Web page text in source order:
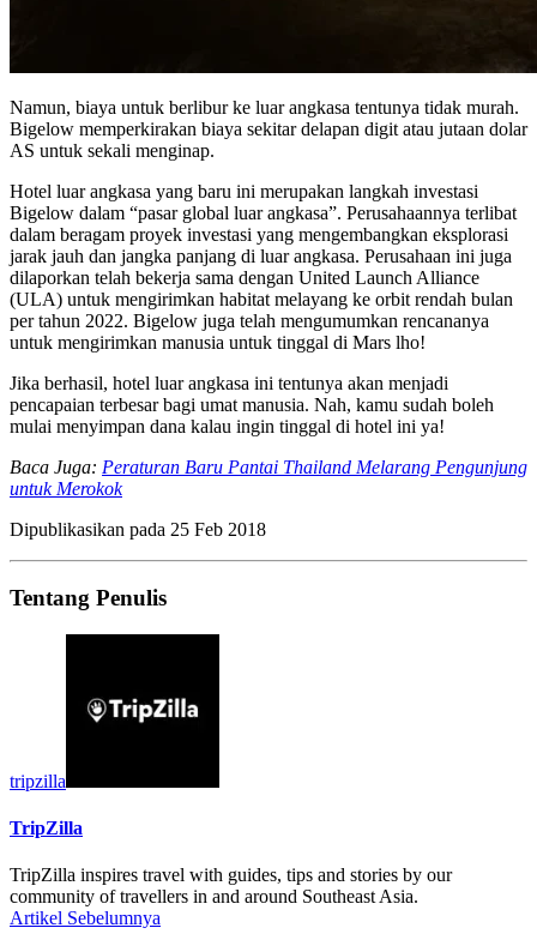
Namun, biaya untuk berlibur ke luar angkasa tentunya tidak murah.
Bigelow memperkirakan biaya sekitar delapan digit atau jutaan dolar
AS untuk sekali menginap.
Hotel luar angkasa yang baru ini merupakan langkah investasi
Bigelow dalam “pasar global luar angkasa”. Perusahaannya terlibat
dalam beragam proyek investasi yang mengembangkan eksplorasi
jarak jauh dan jangka panjang di luar angkasa. Perusahaan ini juga
dilaporkan telah bekerja sama dengan United Launch Alliance
(ULA) untuk mengirimkan habitat melayang ke orbit rendah bulan
per tahun 2022. Bigelow juga telah mengumumkan rencananya
untuk mengirimkan manusia untuk tinggal di Mars lho!
Jika berhasil, hotel luar angkasa ini tentunya akan menjadi
pencapaian terbesar bagi umat manusia. Nah, kamu sudah boleh
mulai menyimpan dana kalau ingin tinggal di hotel ini ya!
Baca Juga: Peraturan Baru Pantai Thailand Melarang Pengunjung
untuk Merokok
Dipublikasikan pada 25 Feb 2018
Tentang Penulis
tripzilla
TripZilla
TripZilla inspires travel with guides, tips and stories by our
community of travellers in and around Southeast Asia.
Artikel Sebelumnya